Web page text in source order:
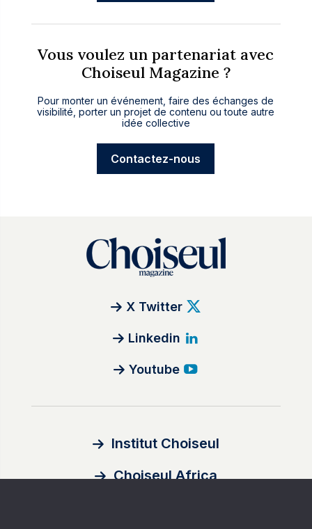
Vous voulez un partenariat avec
Choiseul Magazine ?
Pour monter un événement, faire des échanges de
visibilité, porter un projet de contenu ou toute autre
idée collective
Contactez-nous
X Twitter
Linkedin
Youtube
Institut Choiseul
Choiseul Africa